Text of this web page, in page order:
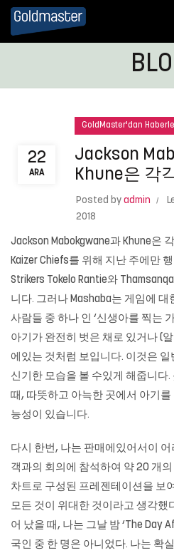
22
ARA
GoldMaster'dan
Jackson
Khune은 각
Posted by admin
2018
Jackson Mabokgwane과 Khune은
Kaizer Chiefs를 위해 지난 주에만
Strikers Tokelo Rantie와
니다. 그러나 Mashaba는 게임에
사람들 중 하나 인 ‘신생아를 찍는
아기가 완전히 벗은 채로 있거나 (
에있는 것처럼 보입니다. 이것은
신기한 모습을 볼 수있게 해줍니다
때, 따뜻하고 아늑한 곳에서 아기
능성이 있습니다.
다시 한번, 나는 판매에있어서이
객과의 회의에 참석하여 약 20 개
차트로 구성된 프레젠테이션을 보
모든 것이 위대한 것이라고 생각했
어 났을 때, 나는 그날 밤 ‘The Day
국인 중 한 명은 아니었다. 나는 확